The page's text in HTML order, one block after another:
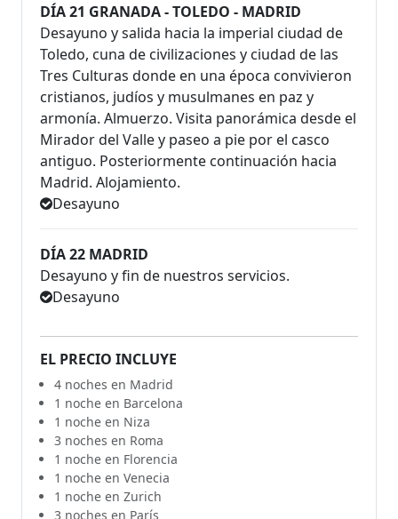
DÍA 21 GRANADA - TOLEDO - MADRID
Desayuno y salida hacia la imperial ciudad de
Toledo, cuna de civilizaciones y ciudad de las
Tres Culturas donde en una época convivieron
cristianos, judíos y musulmanes en paz y
armonía. Almuerzo. Visita panorámica desde el
Mirador del Valle y paseo a pie por el casco
antiguo. Posteriormente continuación hacia
Madrid. Alojamiento.
Desayuno
DÍA 22 MADRID
Desayuno y fin de nuestros servicios.
Desayuno
EL PRECIO INCLUYE
4 noches en Madrid
1 noche en Barcelona
1 noche en Niza
3 noches en Roma
1 noche en Florencia
1 noche en Venecia
1 noche en Zurich
3 noches en París